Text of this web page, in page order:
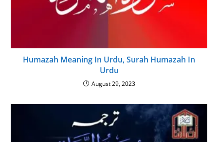
Humazah Meaning In Urdu, Surah Humazah In
Urdu
August 29, 2023